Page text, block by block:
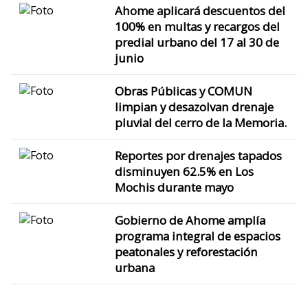
Ahome aplicará descuentos del
100% en multas y recargos del
predial urbano del 17 al 30 de
junio
Obras Públicas y COMUN
limpian y desazolvan drenaje
pluvial del cerro de la Memoria.
Reportes por drenajes tapados
disminuyen 62.5% en Los
Mochis durante mayo
Gobierno de Ahome amplía
programa integral de espacios
peatonales y reforestación
urbana